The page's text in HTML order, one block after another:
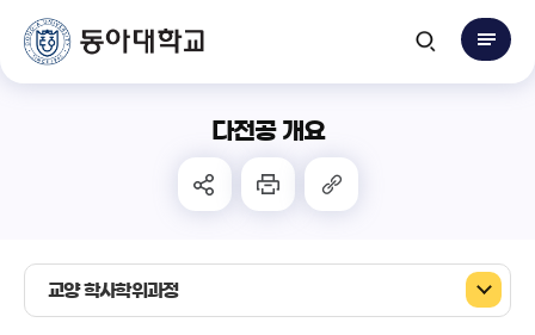
다전공 개요
교양 학사학위과정